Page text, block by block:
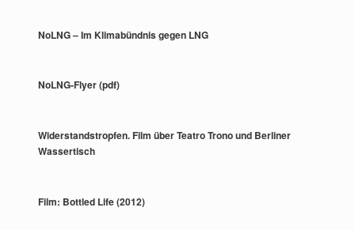
NoLNG – Im Klimabündnis gegen LNG
NoLNG-Flyer (pdf)
Widerstandstropfen. Film über Teatro Trono und Berliner
Wassertisch
Film: Bottled Life (2012)